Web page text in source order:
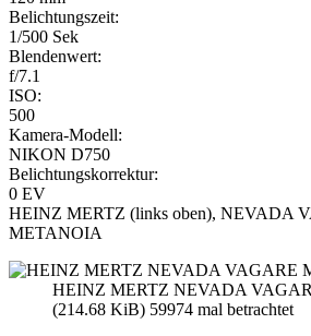
Belichtungszeit:
1/500 Sek
Blendenwert:
f/7.1
ISO:
500
Kamera-Modell:
NIKON D750
Belichtungskorrektur:
0 EV
HEINZ MERTZ (links oben), NEVADA
METANOIA
HEINZ MERTZ NEVADA
(214.68 KiB) 59974 mal betrachtet